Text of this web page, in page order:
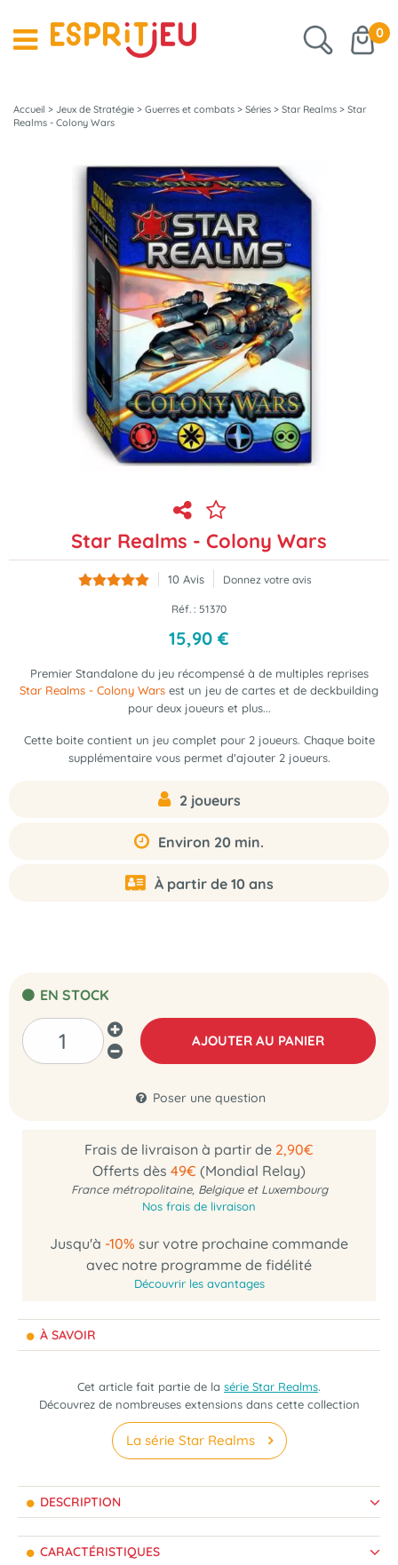
0
Accueil > Jeux de Stratégie > Guerres et combats > Séries > Star Realms > Star
Realms - Colony Wars
Star Realms - Colony Wars
10 Avis Donnez votre avis
Réf. : 51370
15,90 €
Premier Standalone du jeu récompensé à de multiples reprises
Star Realms - Colony Wars est un jeu de cartes et de deckbuilding
pour deux joueurs et plus...
Cette boite contient un jeu complet pour 2 joueurs. Chaque boite
supplémentaire vous permet d'ajouter 2 joueurs.
2 joueurs
Environ 20 min.
À partir de 10 ans
EN STOCK
AJOUTER AU PANIER
Poser une question
Frais de livraison à partir de 2,90€
Offerts dès 49€ (Mondial Relay)
France métropolitaine, Belgique et Luxembourg
Nos frais de livraison
Jusqu'à -10% sur votre prochaine commande
avec notre programme de fidélité
Découvrir les avantages
À SAVOIR
Cet article fait partie de la série Star Realms.
Découvrez de nombreuses extensions dans cette collection
La série Star Realms
DESCRIPTION
CARACTÉRISTIQUES